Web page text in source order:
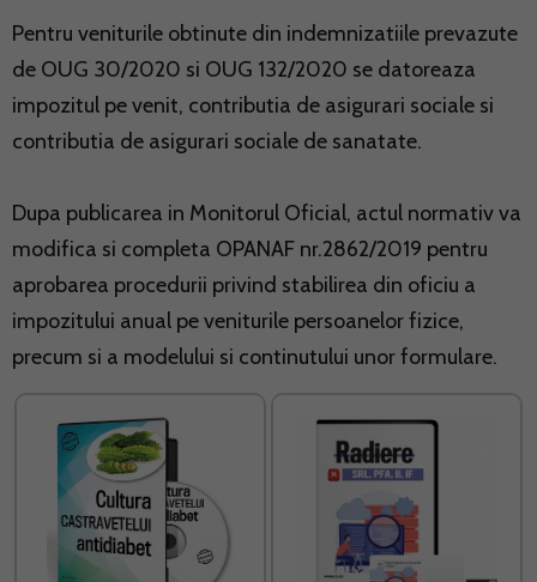
Pentru veniturile obtinute din indemnizatiile prevazute
de OUG 30/2020 si OUG 132/2020 se datoreaza
impozitul pe venit, contributia de asigurari sociale si
contributia de asigurari sociale de sanatate.
Dupa publicarea in Monitorul Oficial, actul normativ va
modifica si completa OPANAF nr.2862/2019 pentru
aprobarea procedurii privind stabilirea din oficiu a
impozitului anual pe veniturile persoanelor fizice,
precum si a modelului si continutului unor formulare.